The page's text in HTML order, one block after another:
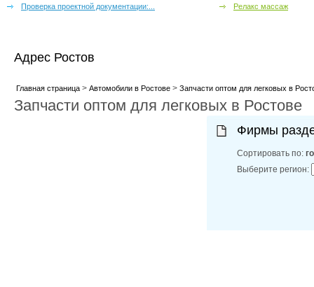
Проверка проектной документации:...
Релакс массаж
Адрес Ростов
Главная страница> Автомобили в Ростове> Запчасти оптом для легковых в
Запчасти оптом для легковых в Ростове
Фирмы
Сортировать по:
Выберите регион: